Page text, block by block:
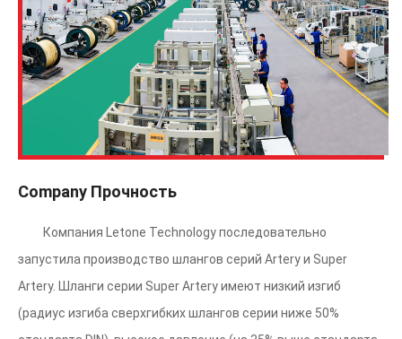
Company Прочность
Компания Letone Technology последовательно
запустила производство шлангов серий Artery и Super
Artery. Шланги серии Super Artery имеют низкий изгиб
(радиус изгиба сверхгибких шлангов серии ниже 50%